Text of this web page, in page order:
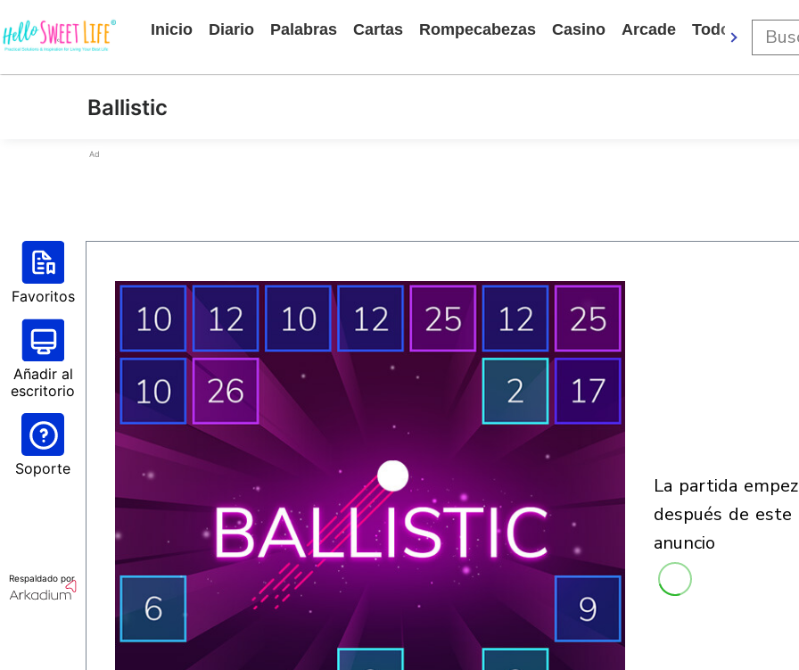
Inicio Diario Palabras Cartas Rompecabezas Casino Arcade Todos Los
Ballistic
Ad
Favoritos
Añadir al
escritorio
Soporte
Respaldado por
la partida empezará
después de este
anuncio